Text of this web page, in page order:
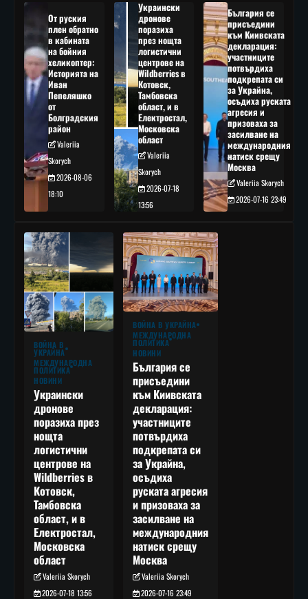
От руския
плен обратно
в кабината
на бойния
хеликоптер:
Историята на
Иван
Пепеляшко
от
Болградския
район
Valeriia
Skorych
2026-08-06
18:10
Украински
дронове
поразиха
през нощта
логистични
центрове на
Wildberries в
Котовск,
Тамбовска
област, и в
Електростал,
Московска
област
Valeriia
Skorych
2026-07-18
13:56
България се
присъедини
към Киивската
декларация:
участниците
потвърдиха
подкрепата си
за Украйна,
осъдиха руската
агресия и
призоваха за
засилване на
международния
натиск срещу
Москва
Valeriia Skorych
2026-07-16 23:49
ВОЙНА В
УКРАЙНА
МЕЖДУНАРОДНА
ПОЛИТИКА
НОВИНИ
Украински
дронове
поразиха през
нощта
логистични
центрове на
Wildberries в
Котовск,
Тамбовска
област, и в
Електростал,
Московска
област
Valeriia Skorych
2026-07-18 13:56
ВОЙНА В УКРАЙНА
МЕЖДУНАРОДНА
ПОЛИТИКА
НОВИНИ
България се
присъедини
към Киивската
декларация:
участниците
потвърдиха
подкрепата си
за Украйна,
осъдиха
руската агресия
и призоваха за
засилване на
международния
натиск срещу
Москва
Valeriia Skorych
2026-07-16 23:49